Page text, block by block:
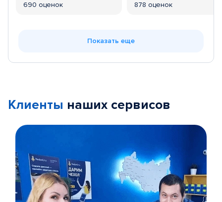
690 оценок 878 оценок
Показать еще
Клиенты наших сервисов